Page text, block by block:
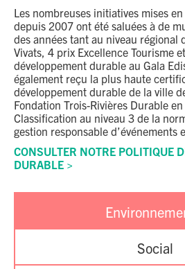
Les nombreuses initiatives mises
depuis 2007 ont été saluées à de
des années tant au niveau régional
Vivats, 4 prix Excellence Tourisme
développement durable au Gala
également reçu la plus haute
développement durable de la ville
Fondation Trois-Rivières Durable
Classification au niveau 3 de la
gestion responsable d’événements
CONSULTER NOTRE POLITIQUE
DURABLE >
Social